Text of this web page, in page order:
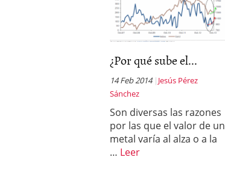
¿Por qué sube el...
14 Feb 2014
Jesús Pérez
Sánchez
Son diversas las razones
por las que el valor de un
metal varía al alza o a la
… Leer